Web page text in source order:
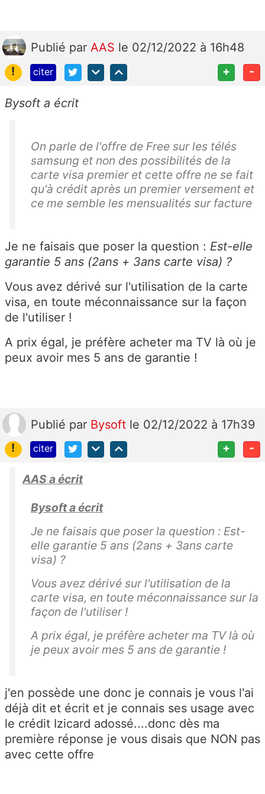
Publié par AAS le 02/12/2022 à 16h48
!
citer + -
Bysoft a écrit
On parle de l'offre de Free sur les télés
samsung et non des possibilités de la
carte visa premier et cette offre ne se fait
qu'à crédit après un premier versement et
ce me semble les mensualités sur facture
Je ne faisais que poser la question : Est-elle
garantie 5 ans (2ans + 3ans carte visa) ?
Vous avez dérivé sur l'utilisation de la carte
visa, en toute méconnaissance sur la façon
de l'utiliser !
A prix égal, je préfère acheter ma TV là où je
peux avoir mes 5 ans de garantie !
Publié par Bysoft le 02/12/2022 à 17h39
!
citer + -
AAS a écrit
Bysoft a écrit
Je ne faisais que poser la question : Est-
elle garantie 5 ans (2ans + 3ans carte
visa) ?
Vous avez dérivé sur l'utilisation de la
carte visa, en toute méconnaissance sur la
façon de l'utiliser !
A prix égal, je préfère acheter ma TV là où
je peux avoir mes 5 ans de garantie !
j'en possède une donc je connais je vous l'ai
déjà dit et écrit et je connais ses usage avec
le crédit Izicard adossé....donc dès ma
première réponse je vous disais que NON pas
avec cette offre